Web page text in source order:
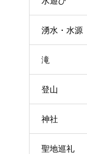
湧水・水源
滝
登山
神社
聖地巡礼